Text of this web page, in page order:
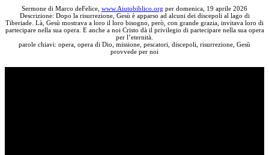
Sermone di Marco deFelice, www.Aiutobiblico.org per domenica, 19 aprile 2026
Descrizione: Dopo la risurrezione, Gesù è apparso ad alcuni dei discepoli al lago di
Tiberiade. Là, Gesù mostrava a loro il loro bisogno, però, con grande grazia, invitava loro di
partecipare nella sua opera. E anche a noi Cristo dà il privilegio di partecipare nella sua opera
per l’eternità.
parole chiavi: opera, opera di Dio, missione, pescatori, discepoli, risurrezione, Gesù
provvede per noi